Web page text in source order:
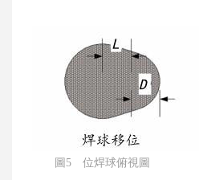
圖5 位焊球俯視圖